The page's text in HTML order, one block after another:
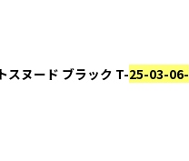
ヌード ブラック T-25-03-06-